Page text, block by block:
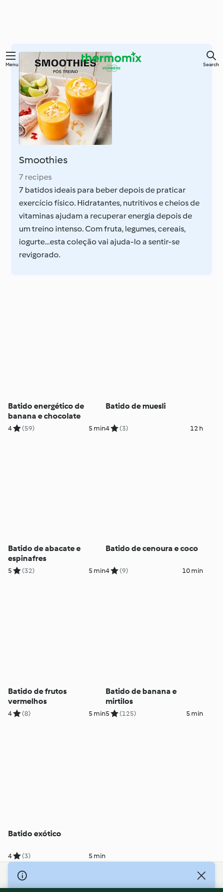
Skip
content
Menu Search
Smoothies
7 recipes
7 batidos ideais para beber depois de praticar
exercício físico. Hidratantes, nutritivos e cheios de
vitaminas ajudam a recuperar energia depois de
um treino intenso. Com fruta, legumes, cereais,
iogurte…esta coleção vai ajuda-lo a sentir-se
revigorado.
Batido energético de
banana e chocolate
4 (59) 5 min
Batido de muesli
4 (3) 12 h
Batido de abacate e
espinafres
5 (32) 5 min
Batido de cenoura e coco
4 (9) 10 min
Batido de frutos
vermelhos
4 (8) 5 min
Batido de banana e
mirtilos
5 (125) 5 min
Batido exótico
4 (3) 5 min
© Copyright 2026